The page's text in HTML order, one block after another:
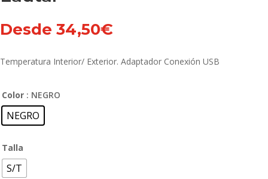
Desde 34,50€
Temperatura Interior/ Exterior. Adaptador Conexión USB
Color : NEGRO
NEGRO
Talla
S/T